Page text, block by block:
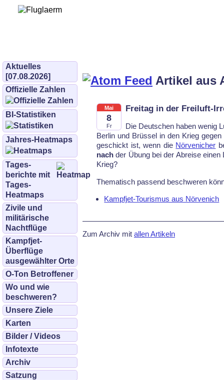
Aktuelles
[07.08.2026]
Offizielle Zahlen
BI-Statistiken
Jahres-Heatmaps
Tages­
berichte mit
Tages-
Heatmaps
Zivile und
militärische
Nachtflüge
Kampfjet-
Überflüge
ausgewählter Orte
O-Ton Betroffener
Wo und wie
beschweren?
Unsere Ziele
Karten
Bilder / Videos
Infotexte
Archiv
Satzung
Artikel aus
Mai
8
Fr
Freitag in der Freiluft-
Die Deut­schen ha­ben we­nig
Ber­lin und Brüs­sel in den Krieg
ge­schickt ist, wenn die Nör­ve­ni­cher
nach der Übung bei der Abrei­se
Krieg?
The­ma­tisch pas­send be­schwe­ren
Kampfjet-Tourismus aus Nörvenich
Zum Archiv mit allen Artikeln